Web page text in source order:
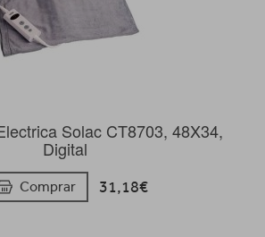
Solac CT8703, 48X34,
Digital
Comprar 31,18€